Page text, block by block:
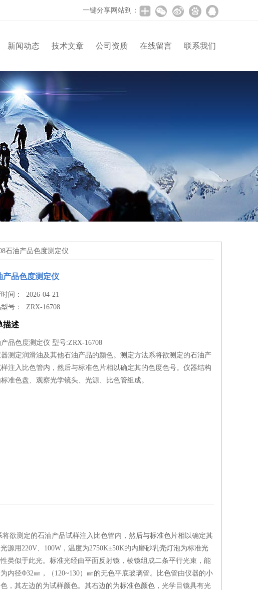
一键分享网站到：
新闻动态 技术文章 公司资质 在线留言 联系我们
石油产品色度测定仪
产品色度测定仪
间： 2026-04-21
型号：ZRX-16708
描述
品色度测定仪 型号:ZRX-16708
测定润滑油及其他石油产品的颜色。测定方法系将欲测定的石油产
注入比色管内，然后与标准色片相以确定其的色度色号。仪器结构
准色盘、观察光学镜头、光源、比色管组成。
欲测定的石油产品试样注入比色管内，然后与标准色片相以确定其
用220V、100W，温度为2750K±50K的内磨砂乳壳灯泡为标准光
类似于此光。标准光经由平面反射镜，棱镜组成二条平行光束，能
内径Φ32㎜，（120~130）㎜的无色平底玻璃管。比色管由仪器的小
，其左边的为试样颜色。其右边的为标准色颜色，光学目镜具有光